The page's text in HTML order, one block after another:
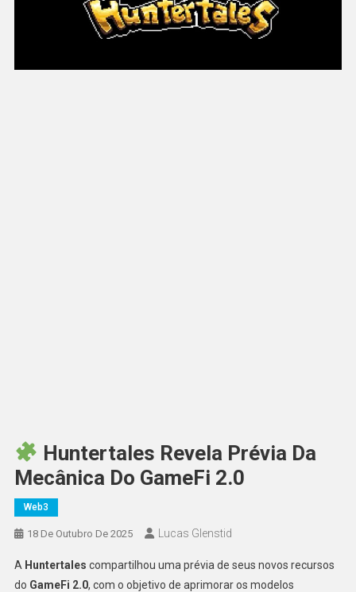
Huntertales Revela Prévia Da
Mecânica Do GameFi 2.0
Web3
18 De Outubro De 2025 Lucas Glenstid
A Huntertales compartilhou uma prévia de seus novos recursos
do GameFi 2.0, com o objetivo de aprimorar os modelos